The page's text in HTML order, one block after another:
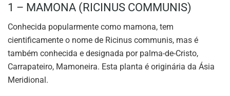
1 – MAMONA (RICINUS COMMUNIS)
Conhecida popularmente como mamona, tem
cientificamente o nome de Ricinus communis, mas é
também conhecida e designada por palma-de-Cristo,
Carrapateiro, Mamoneira. Esta planta é originária da Ásia
Meridional.